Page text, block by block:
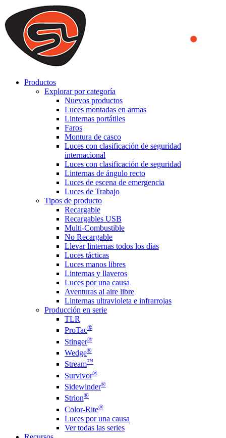
We use cookies to ensure that we provide you the best experience
on our website. By continuing to browse this website, you accept
that cookies are used to help us analyze how the website is used and
to offer you a better experience. To learn more or to find out how
you can disable cookies, you can access our
Productos
Explorar por categoría
Nuevos productos
Luces montadas en armas
Linternas portátiles
Faros
Montura de casco
Luces con clasificación de seguridad
internacional
Luces con clasificación de seguridad
Linternas de ángulo recto
Luces de escena de emergencia
Luces de Trabajo
Tipos de producto
Recargable
Recargables USB
Multi-Combustible
No Recargable
Llevar linternas todos los días
Luces tácticas
Luces manos libres
Linternas y llaveros
Luces por una causa
Aventuras al aire libre
Linternas ultravioleta e infrarrojas
Producción en serie
TLR
ProTac®
Stinger®
Wedge®
Stream™
Survivor®
Sidewinder®
Strion®
Color-Rite®
Luces por una causa
Ver todas las series